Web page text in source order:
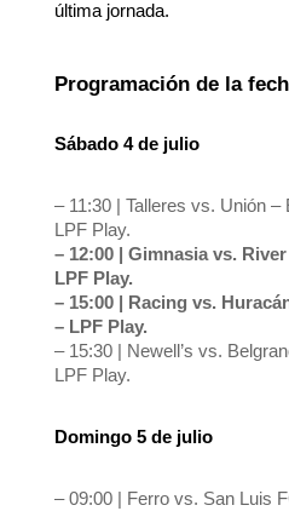
última jornada.
Programación de la
Sábado 4 de julio
– 11:30 | Talleres vs. Unión –
LPF Play.
– 12:00 | Gimnasia vs.
LPF Play.
– 15:00 | Racing vs.
– LPF Play.
– 15:30 | Newell’s vs.
LPF Play.
Domingo 5 de julio
– 09:00 | Ferro vs. San Luis